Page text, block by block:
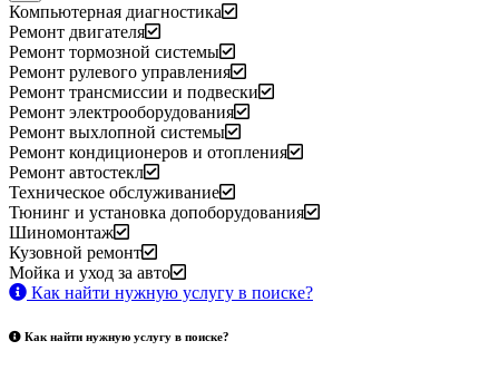
Компьютерная диагностика
Ремонт двигателя
Ремонт тормозной системы
Ремонт рулевого управления
Ремонт трансмиссии и подвески
Ремонт электрооборудования
Ремонт выхлопной системы
Ремонт кондиционеров и отопления
Ремонт автостекл
Техническое обслуживание
Тюнинг и установка допоборудования
Шиномонтаж
Кузовной ремонт
Мойка и уход за авто
Как найти нужную услугу в поиске?
Как найти нужную услугу в поиске?